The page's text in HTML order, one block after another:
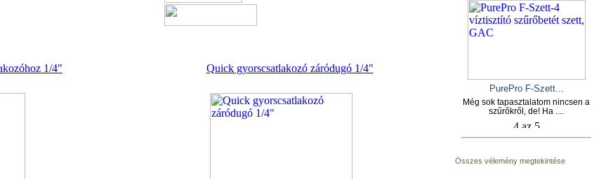
1/4" Quick gyorscsatlakozó záródugó 1/4"
PurePro F-Szett...
Még sok tapasztalatom nincsen a
szűrőkről, de! Ha ....
Összes vélemény megtekintése